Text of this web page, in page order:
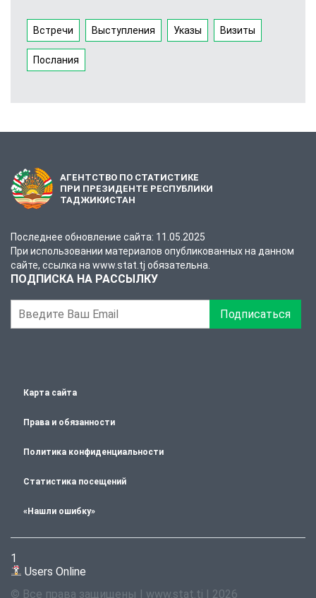
Встречи Выступления Указы Визиты
Послания
АГЕНТСТВО ПО СТАТИСТИКЕ
ПРИ ПРЕЗИДЕНТЕ РЕСПУБЛИКИ
ТАДЖИКИСТАН
Последнее обновление сайта: 11.05.2025
При использовании материалов опубликованных на данном
сайте, ссылка на www.stat.tj обязательна.
ПОДПИСКА НА РАССЫЛКУ
Подписаться
Карта сайта
Права и обязанности
Политика конфиденциальности
Статистика посещений
«Нашли ошибку»
1
Users Online
© Все права защищены | www.stat.tj | 2026